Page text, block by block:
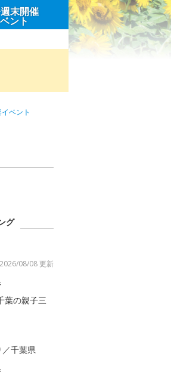
末開催
ント
ベント
グ
2026/08/08 更新
葉の親子三
千葉県